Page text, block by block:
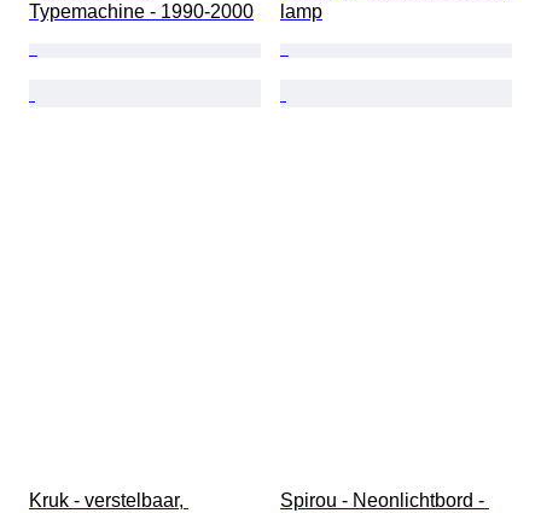
Typemachine - 1990-2000
lamp
Kruk - verstelbaar,
Spirou - Neonlichtbord -